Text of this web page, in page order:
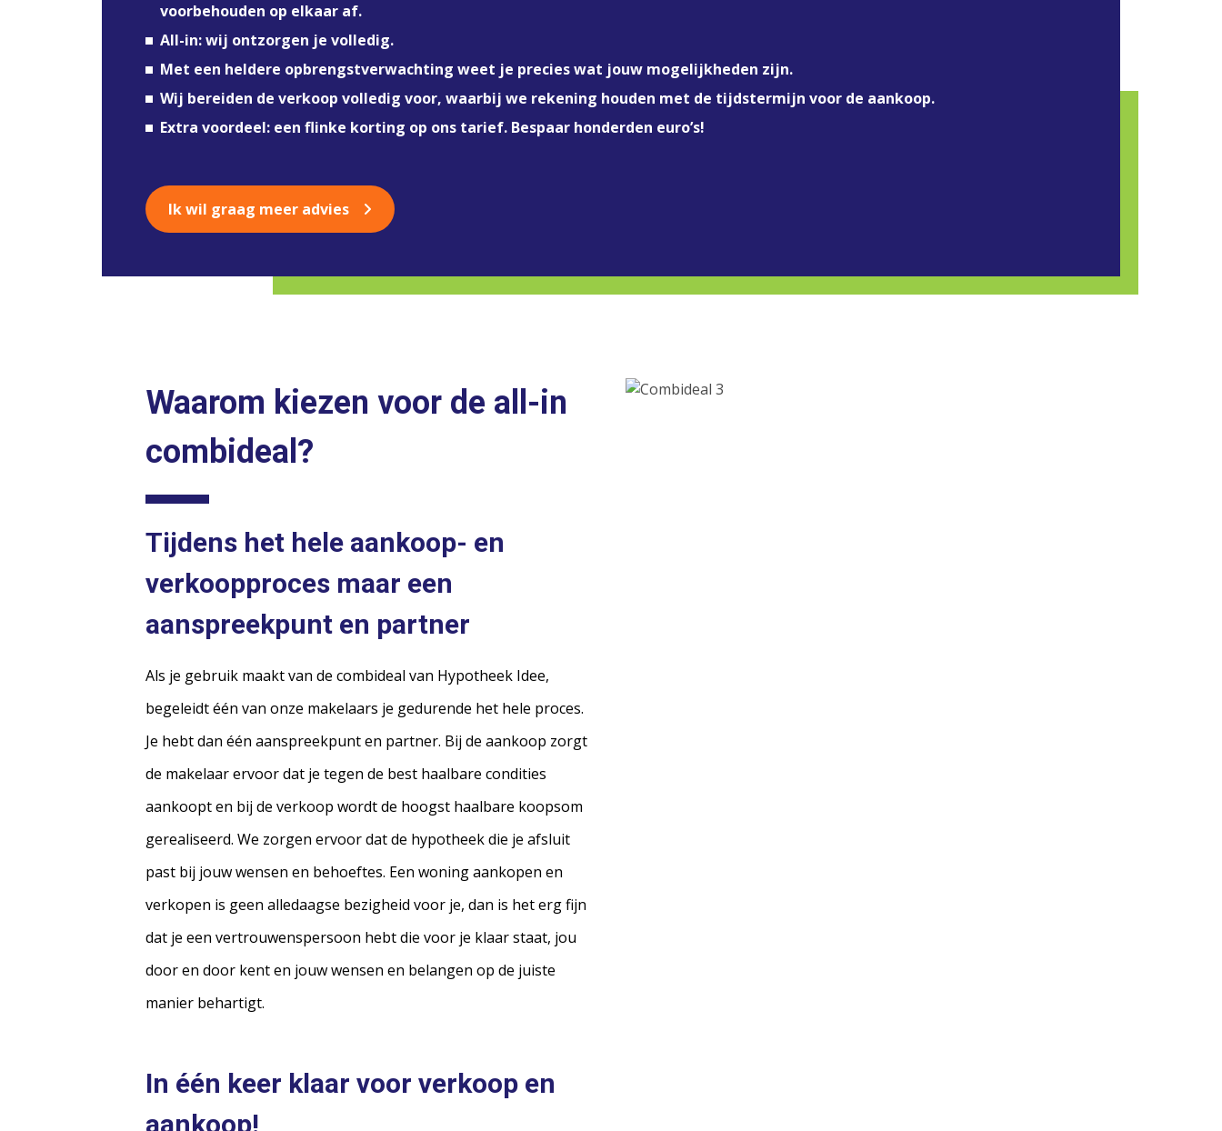
voorbehouden op elkaar af.
All-in: wij ontzorgen je volledig.
Met een heldere opbrengstverwachting weet je precies wat jouw mogelijkheden zijn.
Wij bereiden de verkoop volledig voor, waarbij we rekening houden met de tijdstermijn voor de aankoop.
Extra voordeel: een flinke korting op ons tarief. Bespaar honderden euro’s!
Ik wil graag meer advies
Waarom kiezen voor de all-in
combideal?
Tijdens het hele aankoop- en
verkoopproces maar een
aanspreekpunt en partner
Als je gebruik maakt van de combideal van Hypotheek Idee,
begeleidt één van onze makelaars je gedurende het hele proces.
Je hebt dan één aanspreekpunt en partner. Bij de aankoop zorgt
de makelaar ervoor dat je tegen de best haalbare condities
aankoopt en bij de verkoop wordt de hoogst haalbare koopsom
gerealiseerd. We zorgen ervoor dat de hypotheek die je afsluit
past bij jouw wensen en behoeftes. Een woning aankopen en
verkopen is geen alledaagse bezigheid voor je, dan is het erg fijn
dat je een vertrouwenspersoon hebt die voor je klaar staat, jou
door en door kent en jouw wensen en belangen op de juiste
manier behartigt.
In één keer klaar voor verkoop en
aankoop!